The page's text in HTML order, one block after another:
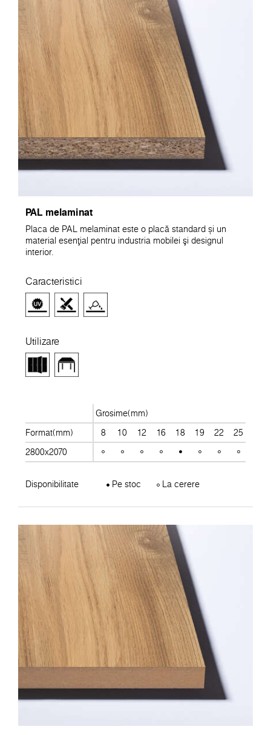
PAL melaminat
Placa de PAL melaminat este o placă standard și un
material esenţial pentru industria mobilei şi designul
interior.
Caracteristici
Utilizare
Grosime(mm)
Format(mm)
8 10 12 16 18 19 22 25
2800x2070
Disponibilitate Pe stoc La cerere